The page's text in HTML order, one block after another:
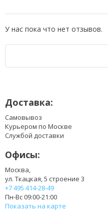
У нас пока что нет отзывов.
Доставка:
Самовывоз
Курьером по Москве
Службой доставки
Офисы:
Москва,
ул. Ткацкая, 5 строение 3
+7 495 414-28-49
Пн-Вс 09:00-21:00
Показать на карте